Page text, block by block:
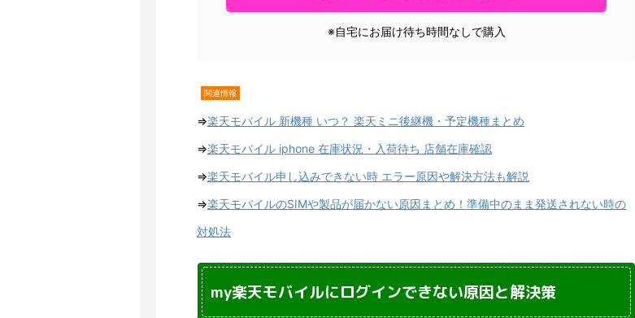
※自宅にお届け待ち時間なしで購入
関連情報
⇒楽天モバイル 新機種 いつ？ 楽天ミニ後継機・予定機種まとめ
⇒楽天モバイル iphone 在庫状況・入荷待ち 店舗在庫確認
⇒楽天モバイル申し込みできない時 エラー原因や解決方法も解説
⇒楽天モバイルのSIMや製品が届かない原因まとめ！準備中のまま発送されない時の
対処法
my楽天モバイルにログインできない原因と解決策